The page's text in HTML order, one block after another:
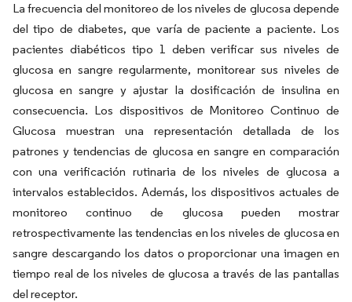
La frecuencia del monitoreo de los niveles de glucosa depende
del tipo de diabetes, que varía de paciente a paciente. Los
pacientes diabéticos tipo 1 deben verificar sus niveles de
glucosa en sangre regularmente, monitorear sus niveles de
glucosa en sangre y ajustar la dosificación de insulina en
consecuencia. Los dispositivos de Monitoreo Continuo de
Glucosa muestran una representación detallada de los
patrones y tendencias de glucosa en sangre en comparación
con una verificación rutinaria de los niveles de glucosa a
intervalos establecidos. Además, los dispositivos actuales de
monitoreo continuo de glucosa pueden mostrar
retrospectivamente las tendencias en los niveles de glucosa en
sangre descargando los datos o proporcionar una imagen en
tiempo real de los niveles de glucosa a través de las pantallas
del receptor.